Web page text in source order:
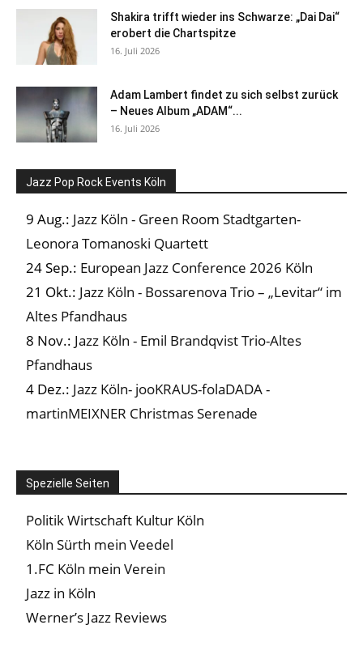
Shakira trifft wieder ins Schwarze: „Dai Dai“
erobert die Chartspitze
16. Juli 2026
Adam Lambert findet zu sich selbst zurück
– Neues Album „ADAM“...
16. Juli 2026
Jazz Pop Rock Events Köln
9 Aug.: Jazz Köln - Green Room Stadtgarten-
Leonora Tomanoski Quartett
24 Sep.: European Jazz Conference 2026 Köln
21 Okt.: Jazz Köln - Bossarenova Trio – „Levitar“ im
Altes Pfandhaus
8 Nov.: Jazz Köln - Emil Brandqvist Trio-Altes
Pfandhaus
4 Dez.: Jazz Köln- jooKRAUS-folaDADA -
martinMEIXNER Christmas Serenade
Spezielle Seiten
Politik Wirtschaft Kultur Köln
Köln Sürth mein Veedel
1.FC Köln mein Verein
Jazz in Köln
Werner’s Jazz Reviews